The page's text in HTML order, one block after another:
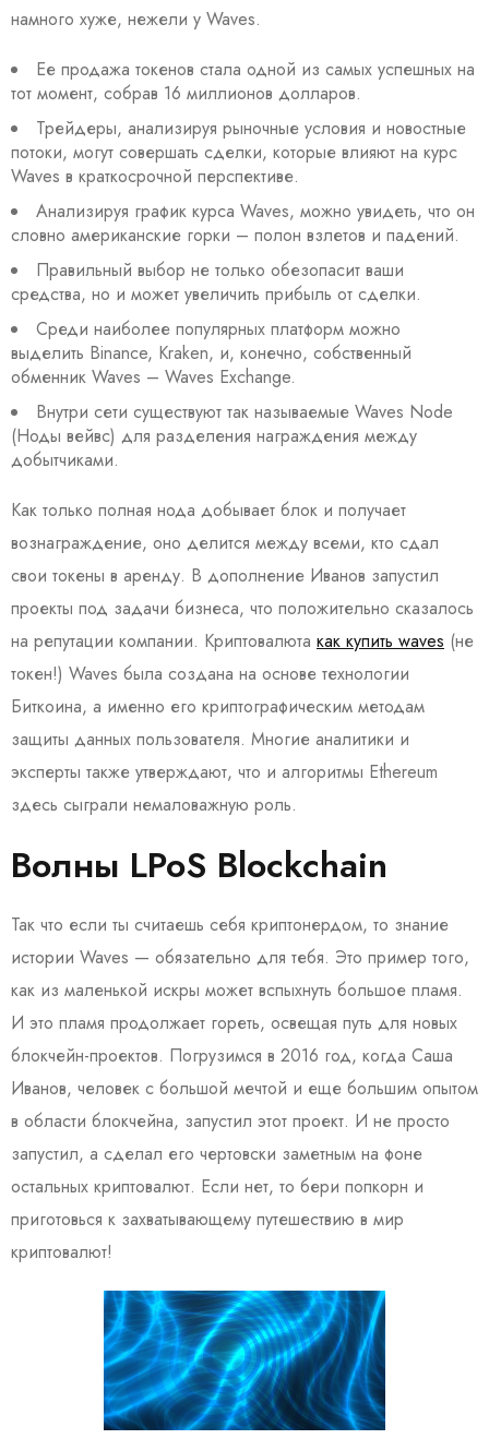
намного хуже, нежели у Waves.
Ее продажа токенов стала одной из самых успешных на
тот момент, собрав 16 миллионов долларов.
Трейдеры, анализируя рыночные условия и новостные
потоки, могут совершать сделки, которые влияют на курс
Waves в краткосрочной перспективе.
Анализируя график курса Waves, можно увидеть, что он
словно американские горки – полон взлетов и падений.
Правильный выбор не только обезопасит ваши
средства, но и может увеличить прибыль от сделки.
Среди наиболее популярных платформ можно
выделить Binance, Kraken, и, конечно, собственный
обменник Waves – Waves Exchange.
Внутри сети существуют так называемые Waves Node
(Ноды вейвс) для разделения награждения между
добытчиками.
Как только полная нода добывает блок и получает
вознаграждение, оно делится между всеми, кто сдал
свои токены в аренду. В дополнение Иванов запустил
проекты под задачи бизнеса, что положительно сказалось
на репутации компании. Криптовалюта как купить waves (не
токен!) Waves была создана на основе технологии
Биткоина, а именно его криптографическим методам
защиты данных пользователя. Многие аналитики и
эксперты также утверждают, что и алгоритмы Ethereum
здесь сыграли немаловажную роль.
Волны LPoS Blockchain
Так что если ты считаешь себя криптонердом, то знание
истории Waves — обязательно для тебя. Это пример того,
как из маленькой искры может вспыхнуть большое пламя.
И это пламя продолжает гореть, освещая путь для новых
блокчейн-проектов. Погрузимся в 2016 год, когда Саша
Иванов, человек с большой мечтой и еще большим опытом
в области блокчейна, запустил этот проект. И не просто
запустил, а сделал его чертовски заметным на фоне
остальных криптовалют. Если нет, то бери попкорн и
приготовься к захватывающему путешествию в мир
криптовалют!